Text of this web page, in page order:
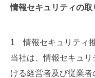
情報セキュリティの取
1 情報セキュリティ
当社は、情報セキュ
ける経営者及び従業